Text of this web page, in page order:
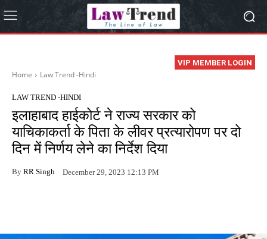
VIP MEMBER LOGIN
Home Law Trend -Hindi
LAW TREND -HINDI
इलाहाबाद हाईकोर्ट ने राज्य सरकार को
याचिकाकर्ता के पिता के लीवर प्रत्यारोपण पर दो
दिन में निर्णय लेने का निर्देश दिया
By RR Singh December 29, 2023 12:13 PM